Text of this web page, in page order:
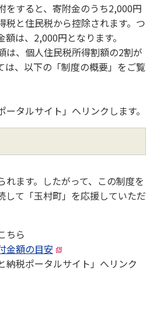
すると、寄附金のうち2,000円
税と住民税から控除されます。つ
は、2,000円となります。
は、個人住民税所得割額の2割が
は、以下の「制度の概要」をご覧
タルサイト」へリンクします。
ます。したがって、この制度を
して「玉村町」を応援していただ
ちら
金額の目安
ポータルサイト」へリンク